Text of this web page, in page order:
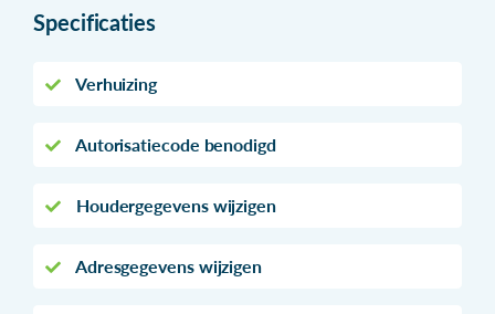
Specificaties
Verhuizing
Autorisatiecode benodigd
Houdergegevens wijzigen
Adresgegevens wijzigen